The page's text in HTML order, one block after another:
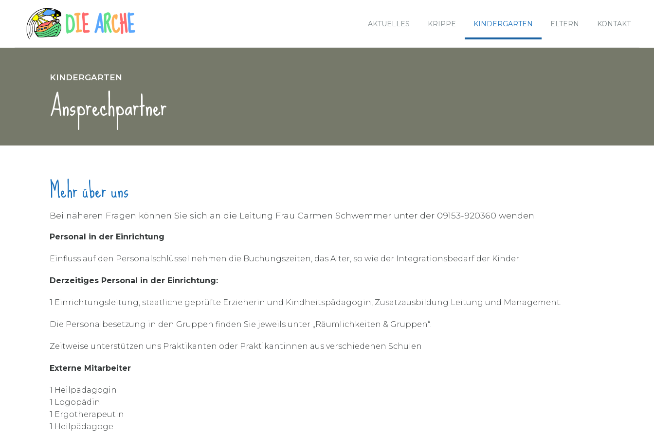
AKTUELLES KRIPPE KINDERGARTEN ELTERN KONTAKT
KINDERGARTEN
Ansprechpartner
Mehr über uns
Bei näheren Fragen können Sie sich an die Leitung Frau Carmen Schwemmer unter der 09153-920360 wenden.
Personal in der Einrichtung
Einfluss auf den Personalschlüssel nehmen die Buchungszeiten, das Alter, so wie der Integrationsbedarf der Kinder.
Derzeitiges Personal in der Einrichtung:
1 Einrichtungsleitung, staatliche geprüfte Erzieherin und Kindheitspädagogin, Zusatzausbildung Leitung und Management.
Die Personalbesetzung in den Gruppen finden Sie jeweils unter „Räumlichkeiten & Gruppen“.
Zeitweise unterstützen uns Praktikanten oder Praktikantinnen aus verschiedenen Schulen
Externe Mitarbeiter
1 Heilpädagogin
1 Logopädin
1 Ergotherapeutin
1 Heilpädagoge